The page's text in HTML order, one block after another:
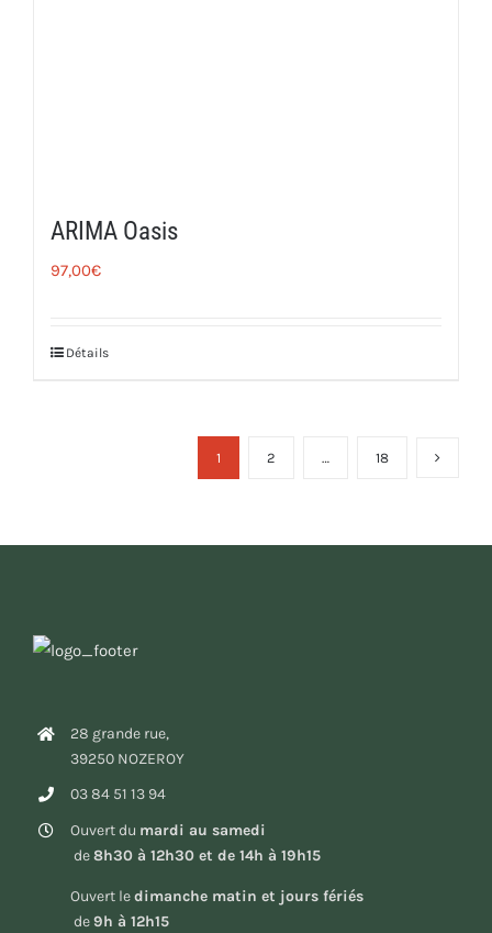
ARIMA Oasis
97,00€
Détails
1 2 … 18
28 grande rue,
39250 NOZEROY
03 84 51 13 94
Ouvert du mardi au samedi
de8h30 à 12h30 et de 14h à 19h15
Ouvert ledimanche matin et jours fériés
de9h à 12h15